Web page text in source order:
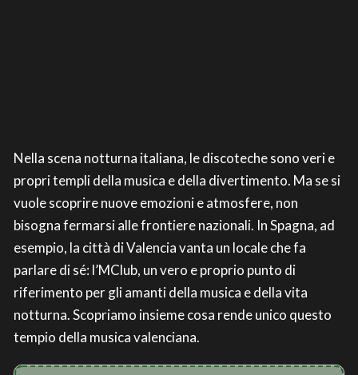
Nella scena notturna italiana, le discoteche sono veri e
propri templi della musica e della divertimento. Ma se si
vuole scoprire nuove emozioni e atmosfere, non
bisogna fermarsi alle frontiere nazionali. In Spagna, ad
esempio, la città di Valencia vanta un locale che fa
parlare di sé: l’MClub, un vero e proprio punto di
riferimento per gli amanti della musica e della vita
notturna. Scopriamo insieme cosa rende unico questo
tempio della musica valenciana.